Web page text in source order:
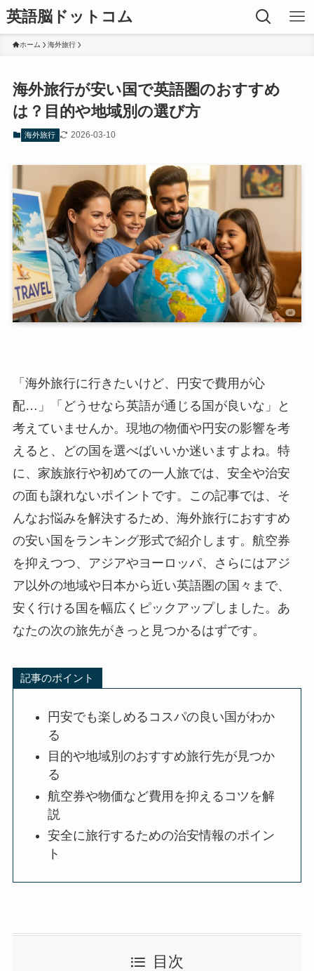
英語脳ドットコム
ホーム 海外旅行
海外旅行が安い国で英語圏のおすすめ
は？目的や地域別の選び方
海外旅行 2026-03-10
「海外旅行に行きたいけど、円安で費用が心
配…」「どうせなら英語が通じる国が良いな」と
考えていませんか。現地の物価や円安の影響を考
えると、どの国を選べばいいか迷いますよね。特
に、家族旅行や初めての一人旅では、安全や治安
の面も譲れないポイントです。この記事では、そ
んなお悩みを解決するため、海外旅行におすすめ
の安い国をランキング形式で紹介します。航空券
を抑えつつ、アジアやヨーロッパ、さらにはアジ
ア以外の地域や日本から近い英語圏の国々まで、
安く行ける国を幅広くピックアップしました。あ
なたの次の旅先がきっと見つかるはずです。
記事のポイント
円安でも楽しめるコスパの良い国がわか
る
目的や地域別のおすすめ旅行先が見つか
る
航空券や物価など費用を抑えるコツを解
説
安全に旅行するための治安情報のポイン
ト
目次